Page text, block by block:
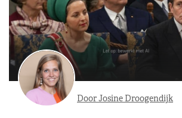
Door Josine Droogendijk